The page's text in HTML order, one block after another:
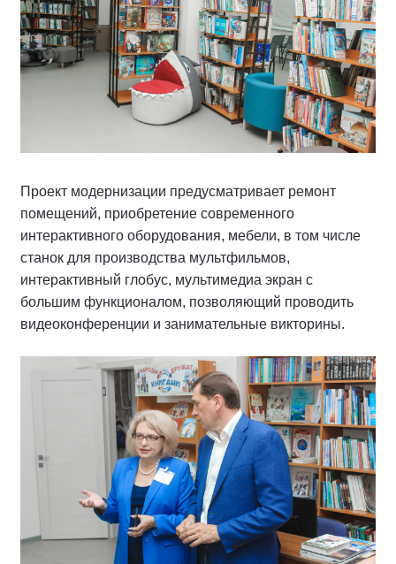
Проект модернизации предусматривает ремонт
помещений, приобретение современного
интерактивного оборудования, мебели, в том числе
станок для производства мультфильмов,
интерактивный глобус, мультимедиа экран с
большим функционалом, позволяющий проводить
видеоконференции и занимательные викторины.